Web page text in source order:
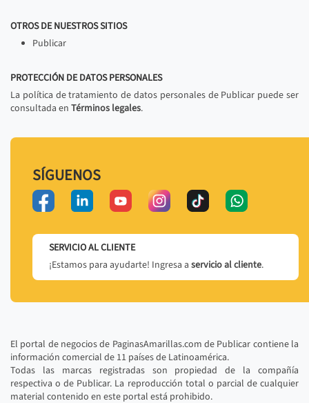
OTROS DE NUESTROS SITIOS
Publicar
PROTECCIÓN DE DATOS PERSONALES
La política de tratamiento de datos personales de Publicar puede ser
consultada en Términos legales.
SÍGUENOS
SERVICIO AL CLIENTE
¡Estamos para ayudarte! Ingresa a servicio al cliente.
El portal de negocios de PaginasAmarillas.com de Publicar contiene la
información comercial de 11 países de Latinoamérica.
Todas las marcas registradas son propiedad de la compañía
respectiva o de Publicar. La reproducción total o parcial de cualquier
material contenido en este portal está prohibido.